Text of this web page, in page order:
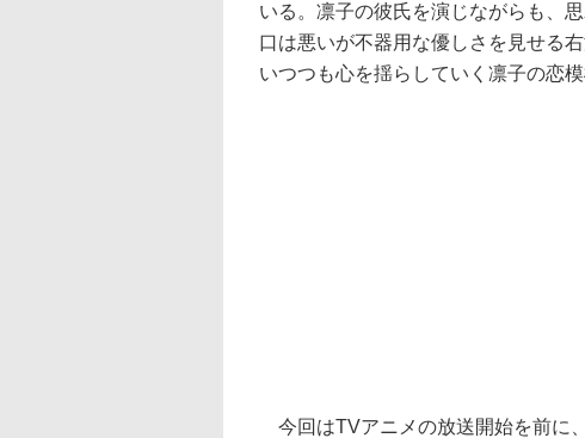
いる。凛子の彼氏を演じながらも、
口は悪いが不器用な優しさを見せる
いつつも心を揺らしていく凛子の恋模
今回はTVアニメの放送開始を前に